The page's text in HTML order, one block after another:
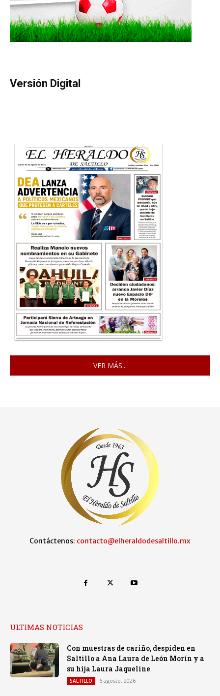
Versión Digital
VER MÁS...
Contáctenos: contacto@elheraldodesaltillo.mx
ULTIMAS NOTICIAS
Con muestras de cariño, despiden en
Saltillo a Ana Laura de León Morín y a
su hija Laura Jaqueline
SALTILLO 6 agosto, 2026